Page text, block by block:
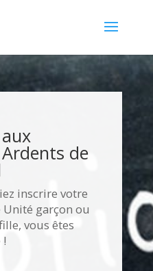
de
inscrire votre
garçon ou
vous êtes